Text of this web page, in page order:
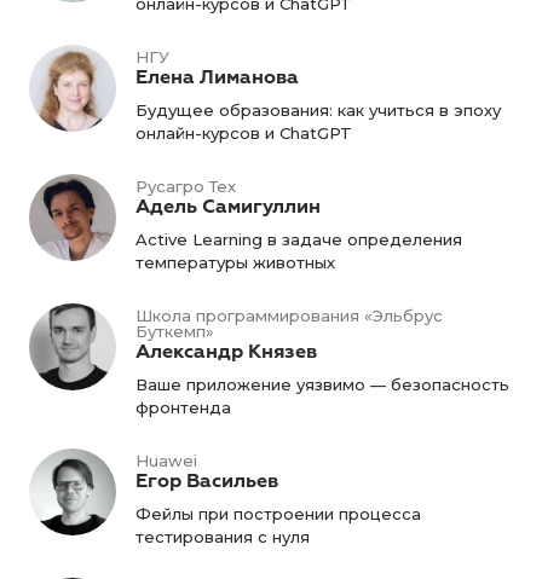
НГУ
Елена Лиманова
Будущее образования: как учиться в эпоху
онлайн-курсов и ChatGPT
Русагро Тех
Адель Самигуллин
Active Learning в задаче определения
температуры животных
Школа программирования «Эльбрус
Буткемп»
Александр Князев
Ваше приложение уязвимо — безопасность
фронтенда
Huawei
Егор Васильев
Фейлы при построении процесса
тестирования с нуля